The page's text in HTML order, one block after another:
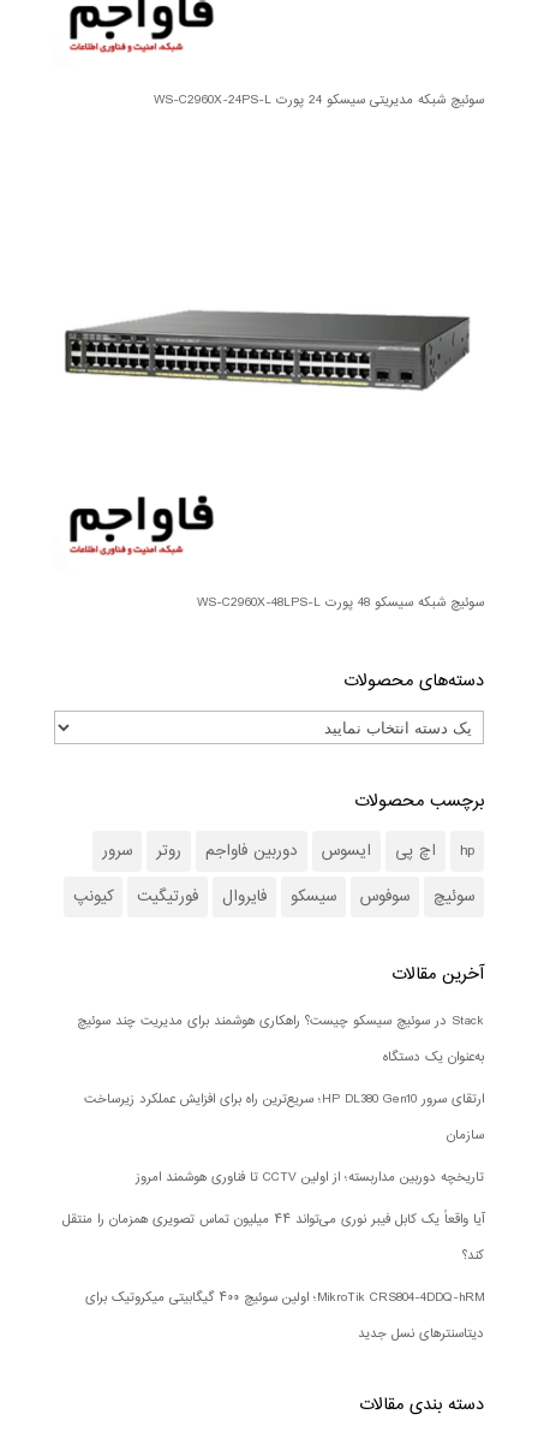
سوئیچ شبکه مدیریتی سیسکو 24 پورت WS-C2960X-24PS-L
سوئیچ شبکه سیسکو 48 پورت WS-C2960X-48LPS-L
دسته‌های محصولات
برچسب محصولات
hp اچ پی ایسوس دوربین فاواجم روتر
سرور
سوئیچ
سوفوس سیسکو فایروال فورتیگیت کیونپ
آخرین مقالات
Stack در سوئیچ سیسکو چیست؟ راهکاری هوشمند برای مدیریت چند سوئیچ
به‌عنوان یک دستگاه
ارتقای سرور HP DL380 Gen10؛ سریع‌ترین راه برای افزایش عملکرد زیرساخت
سازمان
تاریخچه دوربین مداربسته؛ از اولین CCTV تا فناوری هوشمند امروز
آیا واقعاً یک کابل فیبر نوری می‌تواند ۴۴ میلیون تماس تصویری همزمان را منتقل
کند؟
MikroTik CRS804-4DDQ-hRM؛ اولین سوئیچ ۴۰۰ گیگابیتی میکروتیک برای
دیتاسنترهای نسل جدید
دسته بندی‌ مقالات